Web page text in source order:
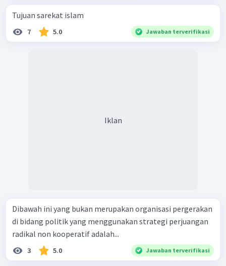
Tujuan sarekat islam
7 5.0 Jawaban terverifikasi
Iklan
Dibawah ini yang bukan merupakan organisasi pergerakan
di bidang politik yang menggunakan strategi perjuangan
radikal non kooperatif adalah...
3 5.0 Jawaban terverifikasi